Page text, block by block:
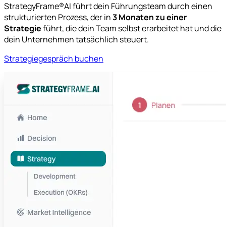
StrategyFrame®AI führt dein Führungsteam durch einen
strukturierten Prozess, der in3 Monaten zu einer
Strategieführt, die dein Team selbst erarbeitet hat und die
dein Unternehmen tatsächlich steuert.
Strategiegespräch buchen